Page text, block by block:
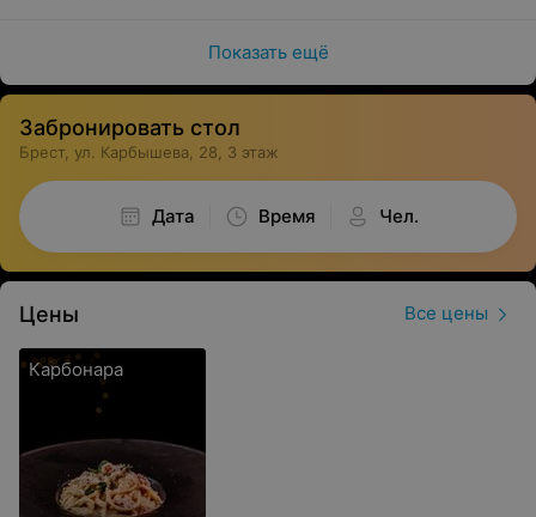
Показать ещё
Забронировать стол
Брест, ул. Карбышева, 28, 3 этаж
Дата Время Чел.
Цены Все цены
Карбонара